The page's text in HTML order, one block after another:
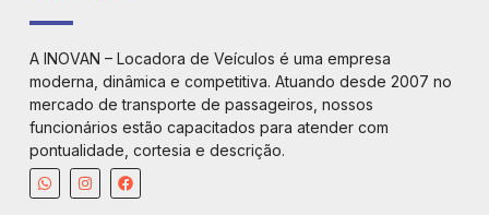
A INOVAN – Locadora de Veículos é uma empresa
moderna, dinâmica e competitiva. Atuando desde 2007 no
mercado de transporte de passageiros, nossos
funcionários estão capacitados para atender com
pontualidade, cortesia e descrição.